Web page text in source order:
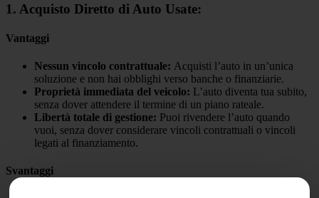
1. Acquisto Diretto di Auto Usate:
Vantaggi
Nessun vincolo contrattuale: Acquisti l’auto in un’unica
soluzione e non hai obblighi verso banche o finanziarie.
Proprietà immediata del veicolo: L’auto diventa tua subito,
senza dover attendere il termine di un piano rateale.
Libertà totale di gestione: Puoi rivendere l’auto quando
vuoi, senza dover considerare vincoli contrattuali o vincoli
legati al finanziamento.
Svantaggi